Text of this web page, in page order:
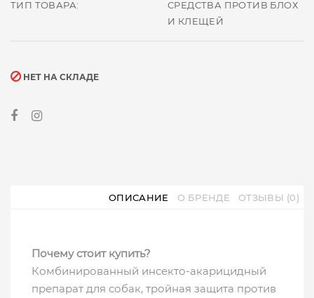
ТИП ТОВАРА:
СРЕДСТВА ПРОТИВ БЛОХ
И КЛЕЩЕЙ
НЕТ НА СКЛАДЕ
ОПИСАНИЕ О БРЕНДЕ ОТЗЫВЫ (0)
Почему стоит купить?
Комбинированный инсекто-акарицидный
препарат для собак, тройная защита против